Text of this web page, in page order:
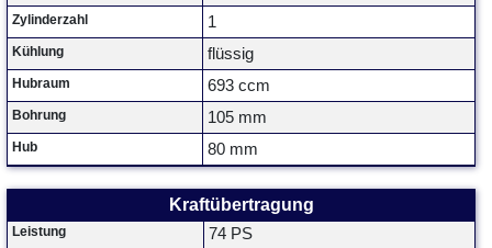
Zylinderzahl 1
Kühlung flüssig
Hubraum 693 ccm
Bohrung 105 mm
Hub 80 mm
Kraftübertragung
Leistung
74 PS